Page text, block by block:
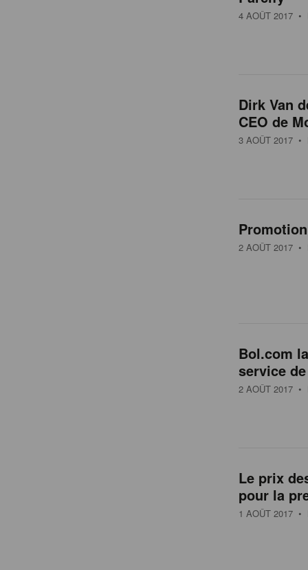
4 AOÛT 2017 •
Dirk Van
CEO de
3 AOÛT 2017 •
2 AOÛT 2017 •
Bol.com
service
2 AOÛT 2017 •
Le prix
pour la
1 AOÛT 2017 •